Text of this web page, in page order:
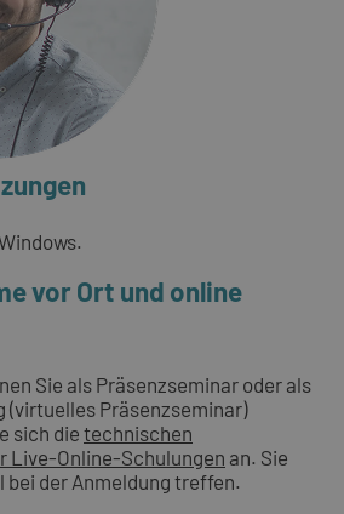
vor Ort und online
Sie als Präsenzseminar oder als
(virtuelles Präsenzseminar)
sich die technischen
Live-Online-Schulungen an. Sie
bei der Anmeldung treffen.